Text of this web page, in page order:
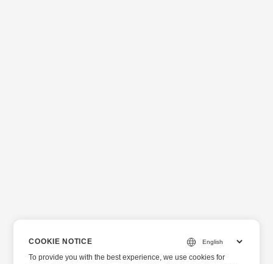
COOKIE NOTICE
To provide you with the best experience, we use cookies for